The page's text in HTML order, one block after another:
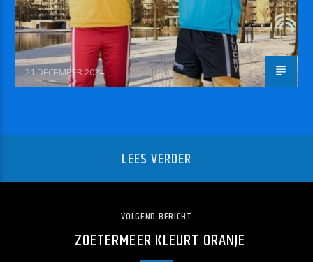
21 DECEMBER 2024
LEES VERDER
VOLGEND BERICHT
ZOETERMEER KLEURT ORANJE